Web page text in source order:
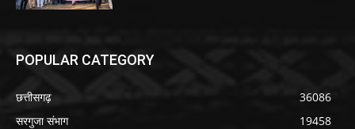
POPULAR CATEGORY
छत्तीसगढ़
36086
सरगुजा संभाग
19458